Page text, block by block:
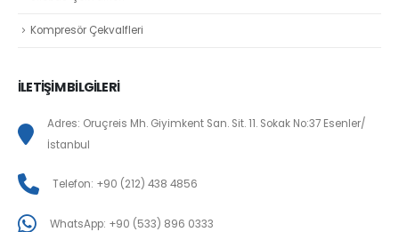
Kompresör Çekvalfleri
İLETİŞİM BİLGİLERİ
Adres: Oruçreis Mh. Giyimkent San. Sit. 11. Sokak No:37 Esenler/
İstanbul
Telefon: +90 (212) 438 4856
WhatsApp: +90 (533) 896 0333